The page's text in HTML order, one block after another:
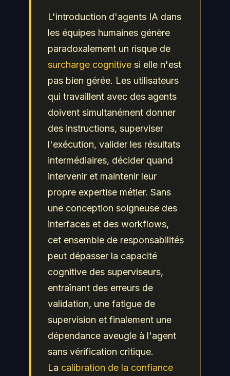
L'introduction d'agents IA dans
les équipes humaines génère
paradoxalement un risque de
surcharge cognitive si elle n'est
pas bien gérée. Les utilisateurs
qui travaillent avec des agents
doivent simultanément donner
des instructions, superviser
l'exécution, valider les résultats
intermédiaires, décider quand
intervenir et maintenir leur
propre expertise métier. Sans
une conception soigneuse des
interfaces et des workflows,
cet ensemble de responsabilités
peut dépasser la capacité
cognitive des superviseurs,
entraînant des erreurs de
validation, une fatigue de
supervision et finalement une
dépendance aveugle à l'agent
sans vérification critique.
La calibration de la confiance